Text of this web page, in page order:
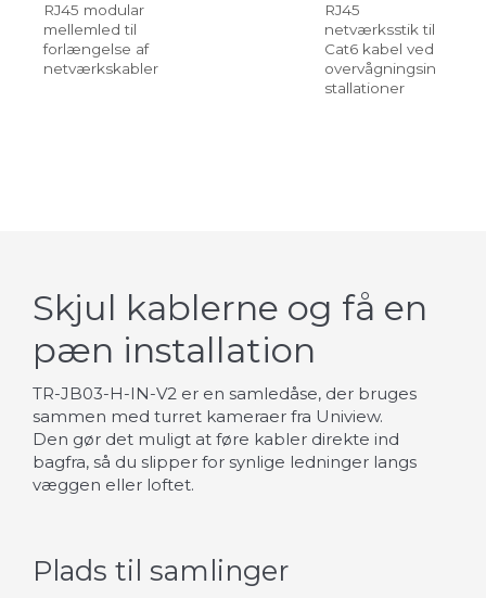
RJ45 modular
mellemled til
forlængelse af
netværkskabler
RJ45
netværksstik til
Cat6 kabel ved
overvågningsin
stallationer
Skjul kablerne og få en
pæn installation
TR-JB03-H-IN-V2 er en samledåse, der bruges
sammen med turret kameraer fra Uniview.
Den gør det muligt at føre kabler direkte ind
bagfra, så du slipper for synlige ledninger langs
væggen eller loftet.
Plads til samlinger